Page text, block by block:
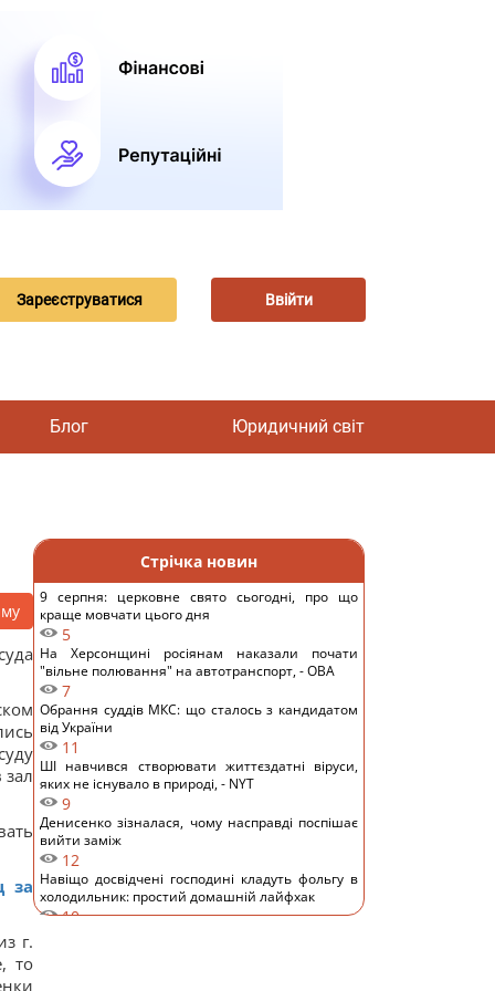
Зареєструватися Ввійти
Блог Юридичний світ
за
г.
то
Стрічка новин
9 серпня: церковне свято сьогодні, про що
краще мовчати цього дня
5
На Херсонщині росіянам наказали почати
"вільне полювання" на автотранспорт, - ОВА
7
Обрання суддів МКС: що сталось з кандидатом
від України
11
ШІ навчився створювати життєздатні віруси,
яких не існувало в природі, - NYT
9
Денисенко зізналася, чому насправді поспішає
вийти заміж
12
Навіщо досвідчені господині кладуть фольгу в
холодильник: простий домашній лайфхак
10